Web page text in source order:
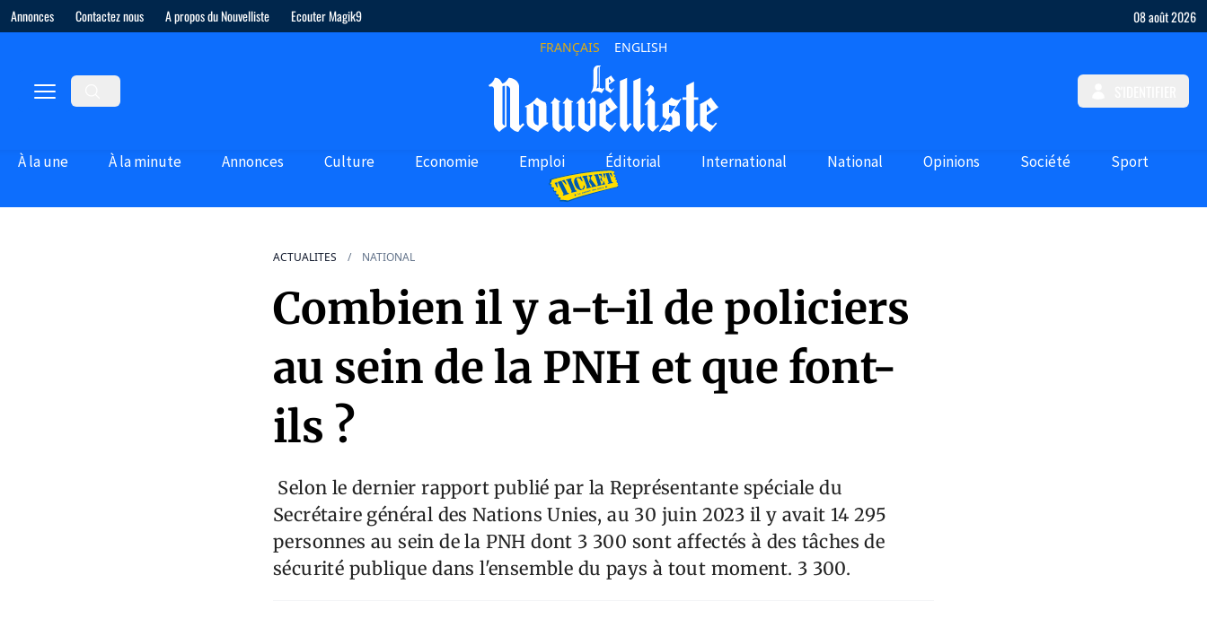
Annonces Contactez nous A propos du Nouvelliste Ecouter Magik9 08 août 2026
FRANÇAIS ENGLISH
À la une À la minute Annonces Culture Economie Emploi Éditorial International National Opinions Société Sport
ACTUALITES NATIONAL
Combien il y a-t-il de policiers
au sein de la PNH et que font-
ils ?
Selon le dernier rapport publié par la Représentante spéciale du
Secrétaire général des Nations Unies, au 30 juin 2023 il y avait 14 295
personnes au sein de la PNH dont 3 300 sont affectés à des tâches de
sécurité publique dans l'ensemble du pays à tout moment. 3 300.